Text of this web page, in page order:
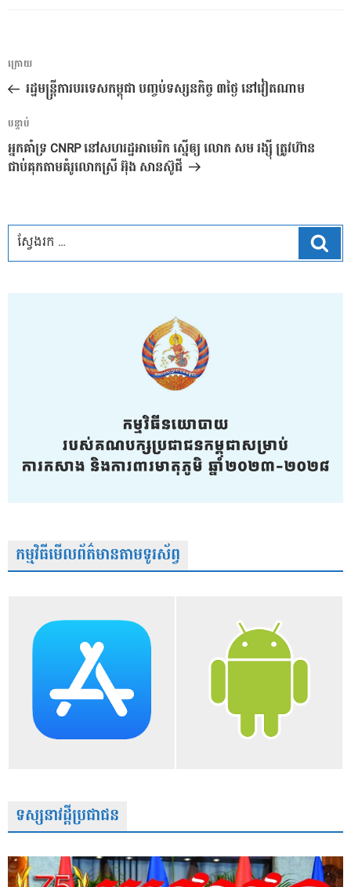
ការ​
នាំទិស​
ប្រកាស
អត្ថបទ
មុន
ក្រោយ
រដ្ឋមន្ត្រីការបរទេសកម្ពុជា បញ្ចប់ទស្សនកិច្ច ៣ថ្ងៃ នៅវៀតណាម
អត្ថបទ
បន្ទាប់
បន្ទាប់
អ្នកគាំទ្រ CNRP នៅសហរដ្ឋអាមេរិក ស្នើឲ្យ លោក សម រង្ស៊ី ត្រូវហ៊ាន
ជាប់គុកតាមគំរូលោកស្រី អ៊ុង សានស៊ូជី
កម្មវិធីមើលព័ត៌មានតាមទូរស័ព្វ
ទស្សនាវដ្តីប្រជាជន